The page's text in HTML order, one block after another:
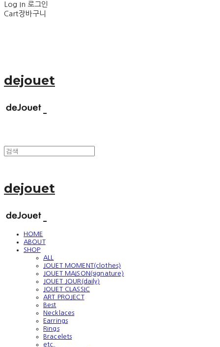
Log In 로그인
Cart장바구니
dejouet
dejouet
HOME
ABOUT
SHOP
ALL
JOUET MOMENT(clothes)
JOUET MAISON(signature)
JOUET JOUR(daily)
JOUET CLASSIC
ART PROJECT
Best
Necklaces
Earrings
Rings
Bracelets
etc.